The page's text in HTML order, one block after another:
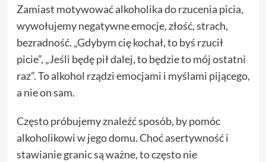
Zamiast motywować alkoholika do rzucenia picia,
wywołujemy negatywne emocje, złość, strach,
bezradność. „Gdybym cię kochał, to byś rzucił
picie”, „Jeśli będę pił dalej, to będzie to mój ostatni
raz”. To alkohol rządzi emocjami i myślami pijącego,
a nie on sam.
Często próbujemy znaleźć sposób, by pomóc
alkoholikowi w jego domu. Choć asertywność i
stawianie granic są ważne, to często nie